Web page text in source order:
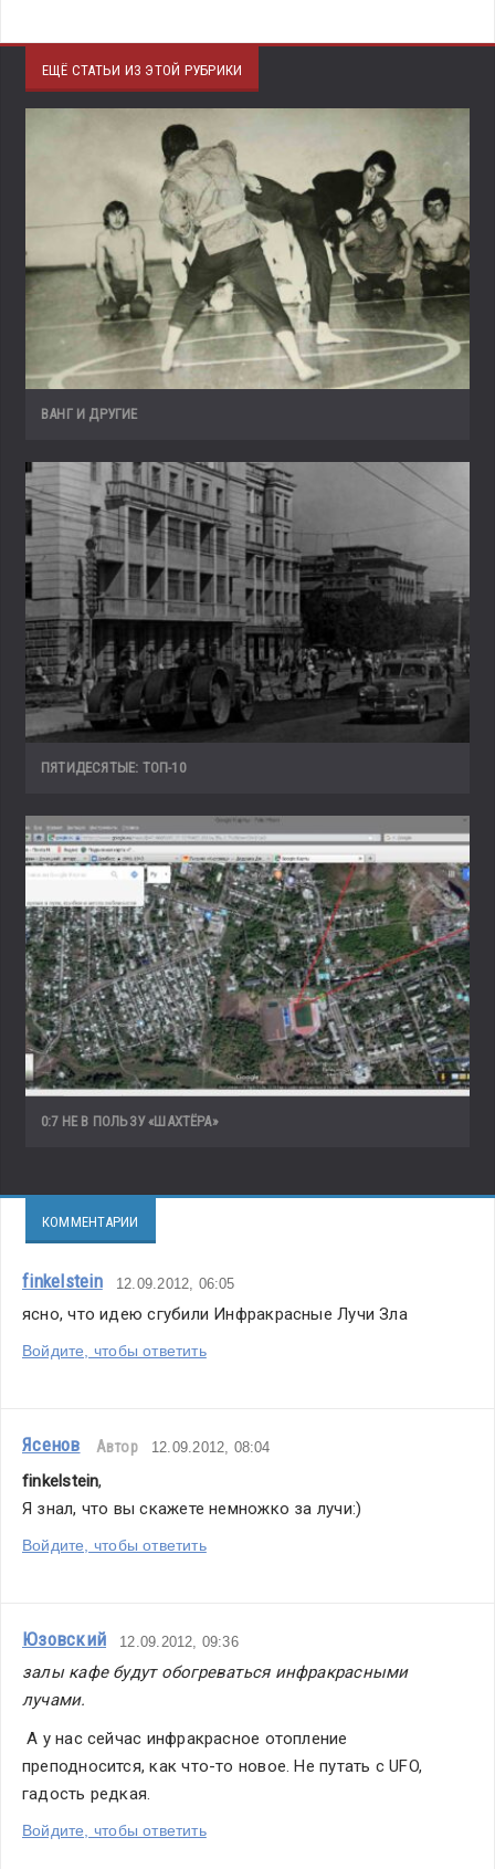
ЕЩЁ СТАТЬИ ИЗ ЭТОЙ РУБРИКИ
ВАНГ И ДРУГИЕ
ПЯТИДЕСЯТЫЕ: ТОП-10
0:7 НЕ В ПОЛЬЗУ «ШАХТЁРА»
КОММЕНТАРИИ
finkelstein 12.09.2012, 06:05
ясно, что идею сгубили Инфракрасные Лучи Зла
Войдите, чтобы ответить
Ясенов Автор 12.09.2012, 08:04
finkelstein,
Я знал, что вы скажете немножко за лучи:)
Войдите, чтобы ответить
Юзовский 12.09.2012, 09:36
залы кафе будут обогреваться инфракрасными
лучами.
А у нас сейчас инфракрасное отопление
преподносится, как что-то новое. Не путать с UFO,
гадость редкая.
Войдите, чтобы ответить